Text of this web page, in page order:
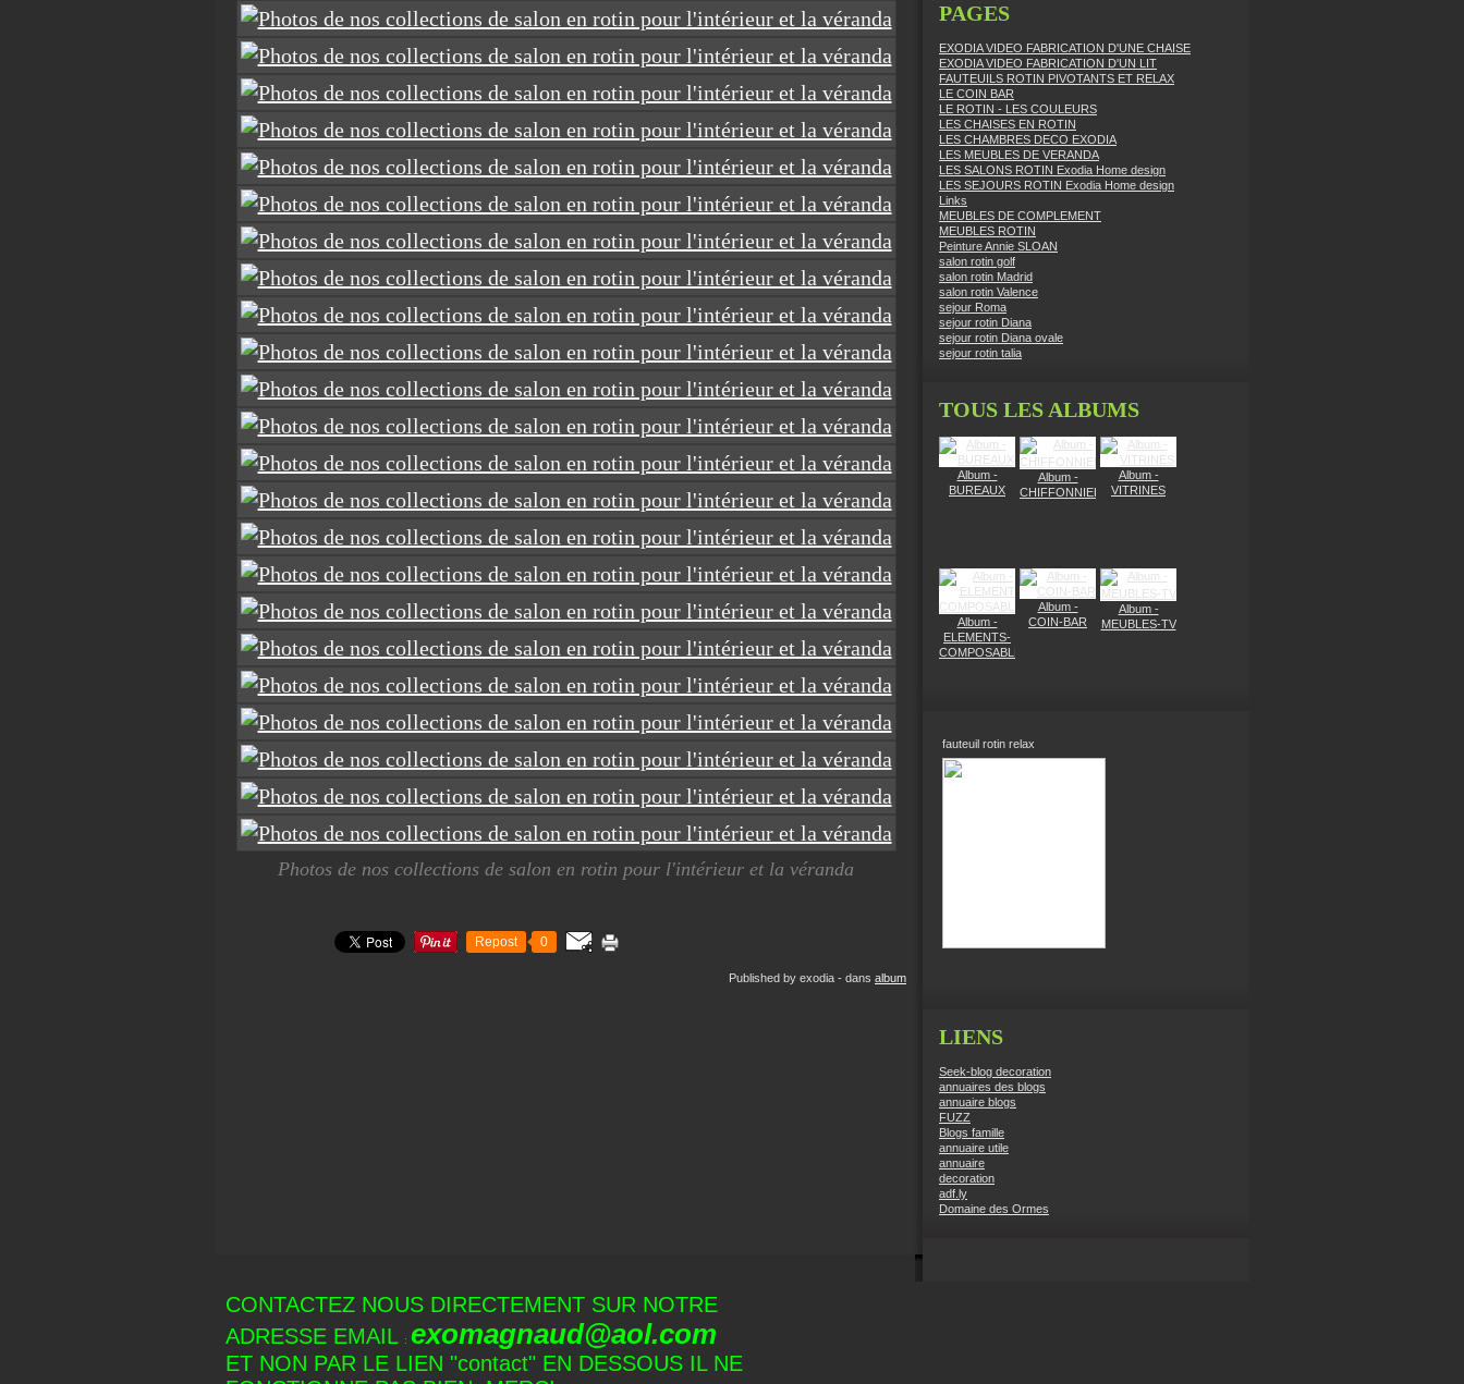
Photos de nos collections de salon en rotin pour l'intérieur et la véranda
Repost 0
Published by exodia - dans album
PAGES
EXODIA VIDEO FABRICATION D'UNE CHAISE
EXODIA VIDEO FABRICATION D'UN LIT
FAUTEUILS ROTIN PIVOTANTS ET RELAX
LE COIN BAR
LE ROTIN - LES COULEURS
LES CHAISES EN ROTIN
LES CHAMBRES DECO EXODIA
LES MEUBLES DE VERANDA
LES SALONS ROTIN Exodia Home design
LES SEJOURS ROTIN Exodia Home design
Links
MEUBLES DE COMPLEMENT
MEUBLES ROTIN
Peinture Annie SLOAN
salon rotin golf
salon rotin Madrid
salon rotin Valence
sejour Roma
sejour rotin Diana
sejour rotin Diana ovale
sejour rotin talia
TOUS LES ALBUMS
Album -
BUREAUX
Album -
CHIFFONNIERS
Album -
VITRINES
Album -
ELEMENTS-
COMPOSABLES
Album -
COIN-BAR
Album -
MEUBLES-TV
fauteuil rotin relax
LIENS
Seek-blog decoration
annuaires des blogs
annuaire blogs
FUZZ
Blogs famille
annuaire utile
annuaire
decoration
adf.ly
Domaine des Ormes
CONTACTEZ NOUS DIRECTEMENT SUR NOTRE
ADRESSE EMAIL : exomagnaud@aol.com
ET NON PAR LE LIEN "contact" EN DESSOUS IL NE